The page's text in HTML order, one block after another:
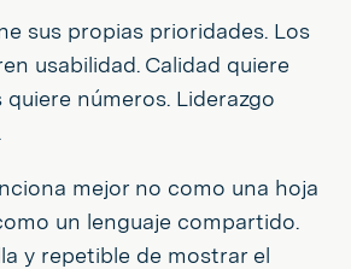
sus propias prioridades. Los
usabilidad. Calidad quiere
números. Liderazgo
mejor no como una hoja
un lenguaje compartido.
y repetible de mostrar el